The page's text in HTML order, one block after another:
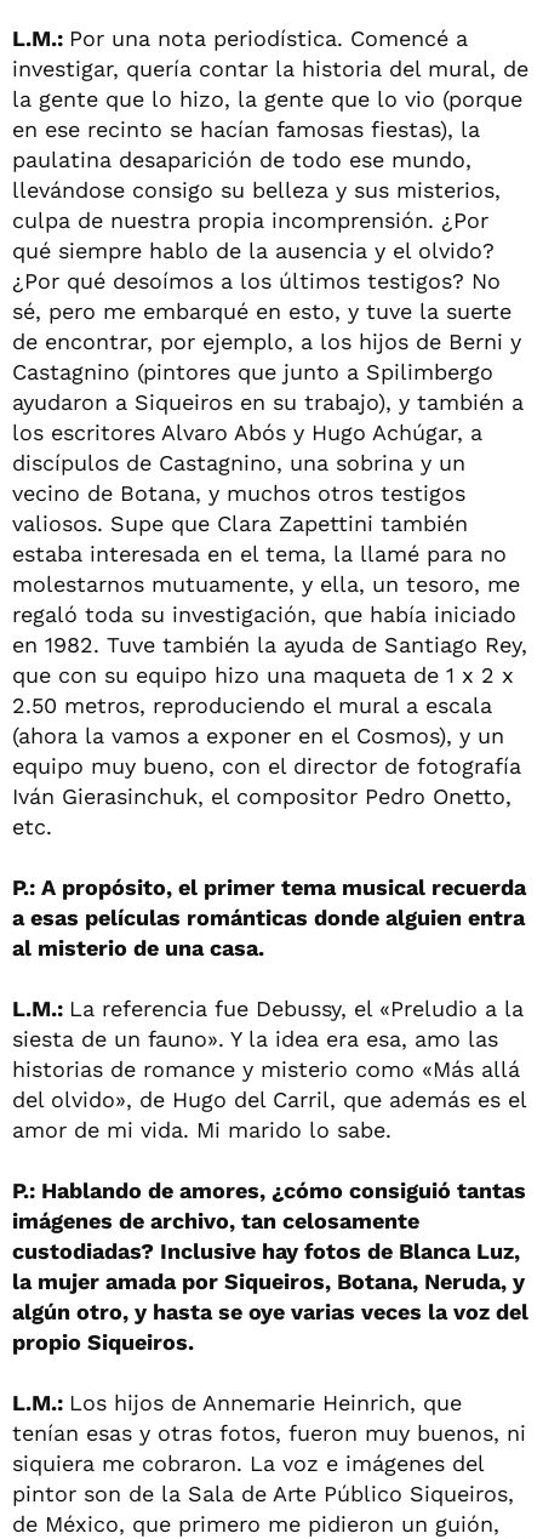
L.M.: Por una nota periodística. Comencé a
investigar, quería contar la historia del mural, de
la gente que lo hizo, la gente que lo vio (porque
en ese recinto se hacían famosas fiestas), la
paulatina desaparición de todo ese mundo,
llevándose consigo su belleza y sus misterios,
culpa de nuestra propia incomprensión. ¿Por
qué siempre hablo de la ausencia y el olvido?
¿Por qué desoímos a los últimos testigos? No
sé, pero me embarqué en esto, y tuve la suerte
de encontrar, por ejemplo, a los hijos de Berni y
Castagnino (pintores que junto a Spilimbergo
ayudaron a Siqueiros en su trabajo), y también a
los escritores Alvaro Abós y Hugo Achúgar, a
discípulos de Castagnino, una sobrina y un
vecino de Botana, y muchos otros testigos
valiosos. Supe que Clara Zapettini también
estaba interesada en el tema, la llamé para no
molestarnos mutuamente, y ella, un tesoro, me
regaló toda su investigación, que había iniciado
en 1982. Tuve también la ayuda de Santiago Rey,
que con su equipo hizo una maqueta de 1 x 2 x
2.50 metros, reproduciendo el mural a escala
(ahora la vamos a exponer en el Cosmos), y un
equipo muy bueno, con el director de fotografía
Iván Gierasinchuk, el compositor Pedro Onetto,
etc.
P.: A propósito, el primer tema musical recuerda
a esas películas románticas donde alguien entra
al misterio de una casa.
L.M.: La referencia fue Debussy, el «Preludio a la
siesta de un fauno». Y la idea era esa, amo las
historias de romance y misterio como «Más allá
del olvido», de Hugo del Carril, que además es el
amor de mi vida. Mi marido lo sabe.
P.: Hablando de amores, ¿cómo consiguió tantas
imágenes de archivo, tan celosamente
custodiadas? Inclusive hay fotos de Blanca Luz,
la mujer amada por Siqueiros, Botana, Neruda, y
algún otro, y hasta se oye varias veces la voz del
propio Siqueiros.
L.M.: Los hijos de Annemarie Heinrich, que
tenían esas y otras fotos, fueron muy buenos, ni
siquiera me cobraron. La voz e imágenes del
pintor son de la Sala de Arte Público Siqueiros,
de México, que primero me pidieron un guión,